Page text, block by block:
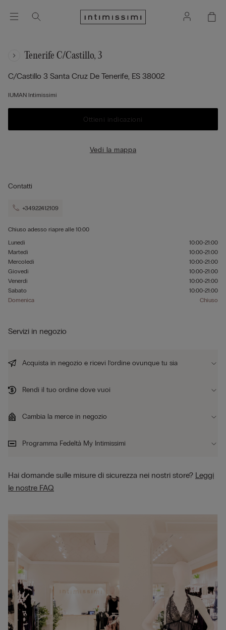
Tenerife C/castillo, 3
C/castillo 3 Santa Cruz De Tenerife, ES 38002
IUMAN Intimissimi
Ottieni indicazioni
Vedi la mappa
Contatti
+34922412109
Chiuso adesso riapre alle 10:00
Lunedì
10:00-21:00
Martedì
10:00-21:00
Mercoledì
10:00-21:00
Giovedì
10:00-21:00
Venerdì
10:00-21:00
Sabato
10:00-21:00
Domenica
Chiuso
Servizi in negozio
Acquista in negozio e ricevi l’ordine ovunque tu sia
Rendi il tuo ordine dove vuoi
Cambia la merce in negozio
Programma Fedeltà My Intimissimi
Hai domande sulle misure di sicurezza nei nostri store? Leggi
le nostre FAQ